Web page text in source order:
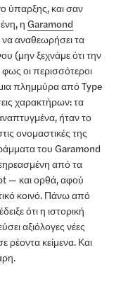
ύπαρξης, και σαν
ηGaramond
αναθεωρήσει τα
(μην ξεχνάμε ότι την
οι περισσότεροι
πλημμύρα από Type
χαρακτήρων: τα
ήταν το
ονομαστικές της
του Garamond
από τα
— και ορθά, αφού
κοινό. Πάνω από
ότι η ιστορική
αξιόλογες νέες
ρέοντα κείμενα. Και